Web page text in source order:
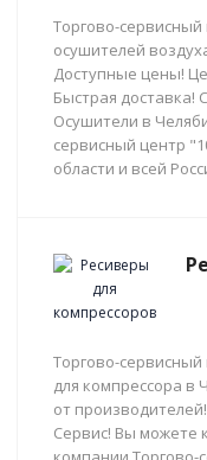
Торгово-
осушителей
Доступные цены!
Быстрая доставка!
Осушители в
сервисный центр
области и всей
Торгово-
для компрессора в
от
Сервис! Вы можете